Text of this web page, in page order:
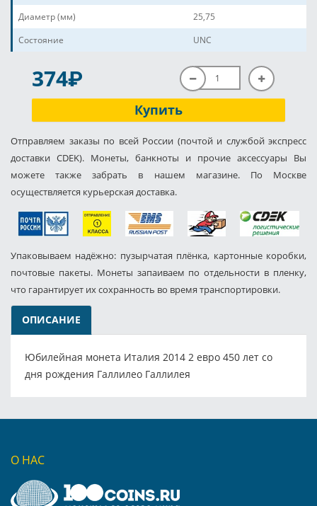
Диаметр (мм)
25,75
Состояние
UNC
374P
Купить
Отправляем заказы по всей России (почтой и службой экспресс
доставки CDEK). Монеты, банкноты и прочие аксессуары Вы
можете также забрать в нашем магазине. По Москве
осуществляется курьерская доставка.
Упаковываем надёжно: пузырчатая плёнка, картонные коробки,
почтовые пакеты. Монеты запаиваем по отдельности в пленку,
что гарантирует их сохранность во время транспортировки.
ОПИСАНИЕ
Юбилейная монета Италия 2014 2 евро 450 лет со
дня рождения Галлилео Галлилея
О НАС